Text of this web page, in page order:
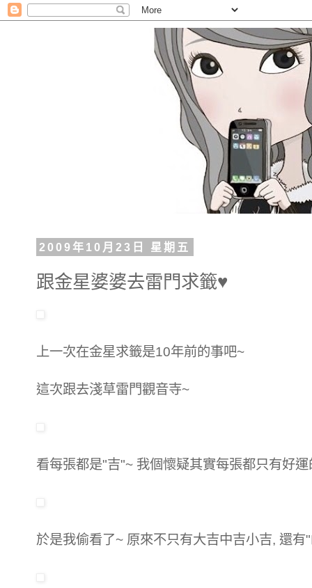
2009年10月23日 星期五
跟金星婆婆去雷門求籤♥
上一次在金星求籤是10年前的事吧~
這次跟去淺草雷門觀音寺~
看每張都是"吉"~ 我個懷疑其實每張都只有好運
於是我偷看了~ 原來不只有大吉中吉小吉, 還有